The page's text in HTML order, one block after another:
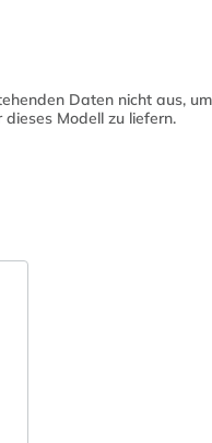
Daten nicht aus, um
Modell zu liefern.